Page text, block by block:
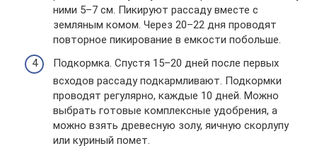
ними 5–7 см. Пикируют рассаду вместе с
земляным комом. Через 20–22 дня проводят
повторное пикирование в емкости побольше.
Подкормка. Спустя 15–20 дней после первых
всходов рассаду подкармливают. Подкормки
проводят регулярно, каждые 10 дней. Можно
выбрать готовые комплексные удобрения, а
можно взять древесную золу, яичную скорлупу
или куриный помет.